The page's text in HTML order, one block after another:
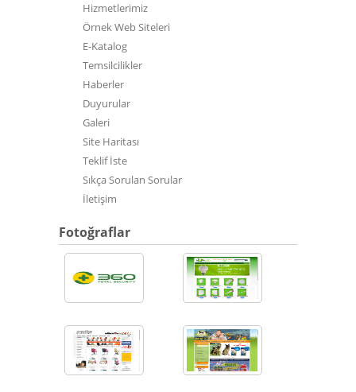
Hizmetlerimiz
Örnek Web Siteleri
E-Katalog
Temsilcilikler
Haberler
Duyurular
Galeri
Site Haritası
Teklif İste
Sıkça Sorulan Sorular
İletişim
Fotoğraflar